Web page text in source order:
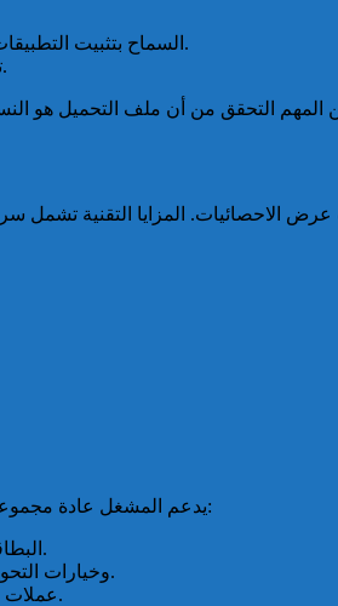
السماح بتثبيت التطبيقات من مصادر غير معروفة في إعدادات الجهاز إذا لزم.
تثبيت التطبيق وتسجيل الدخول أو إنشاء حساب جديد.
يدعم المشغل عادة مجموعة من طرق الدفع لتلبية المستخدمين الدوليين، بما في ذلك:
البطاقات المصرفية (فيزا/ماستر كارد) حيثما كانت مقبولة.
المحافظ الإلكترونية (مثل Skrill وNeteller) وخيارات التحويل البنكي.
عملات رقمية في بعض الحالات، اعتمادًا على اللوائح المحلية.